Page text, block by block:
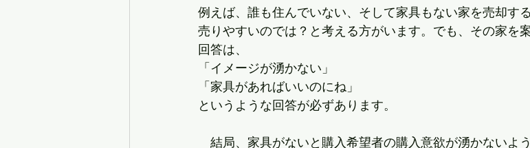
例えば、誰も住んでいない、そして家具もない家を売却す
売りやすいのでは？と考える方がいます。でも、その家を
回答は、
「イメージが湧かない」
「家具があればいいのにね」
というような回答が必ずあります。
結局、家具がないと購入希望者の購入意欲が湧かないよう